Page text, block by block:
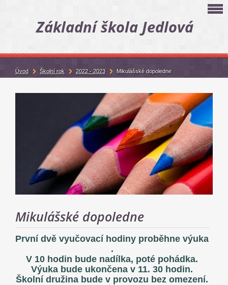
Základní škola Jedlová
Mikulášské dopoledne
První dvě vyučovací hodiny proběhne výuka
.
V 10 hodin bude nadílka, poté pohádka.
Výuka bude ukončena v 11. 30 hodin.
Školní družina bude v provozu bez omezení.
Úvod Školní rok 2022 - 2023 Mikulášské dopoledne